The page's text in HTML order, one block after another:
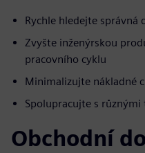
Rychle hledejte správná
Zvyšte inženýrskou
pracovního cyklu
Minimalizujte nákladné
Spolupracujte s různými
Obchodní